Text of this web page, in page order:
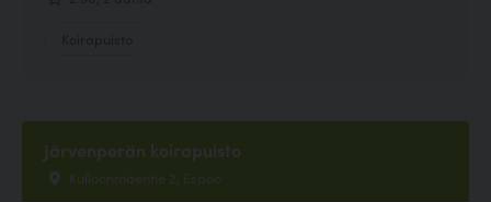
Järvenperän koirapuisto
Kulloonmäentie 2, Espoo